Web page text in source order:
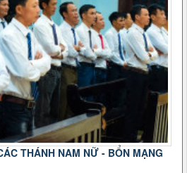
THÁNH NAM NỮ - BỔN MẠNG